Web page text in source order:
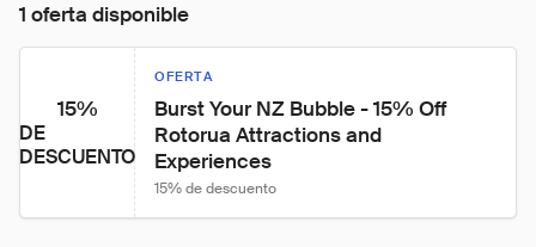
1 oferta disponible
15%
DE
DESCUENTO
OFERTA
Burst Your NZ Bubble - 15% Off
Rotorua Attractions and
Experiences
15% de descuento